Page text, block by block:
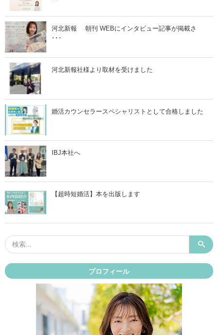
河北新報 朝刊 WEBにインタビュー記事が掲載さ
･･･
河北新報社様より取材を受けました
婚活カウンセラースペシャリストとして合格しました
IBJ本社へ
【超時短婚活】本を出版します
プロフィール